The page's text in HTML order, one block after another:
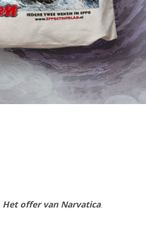
Het offer van Narvatica.